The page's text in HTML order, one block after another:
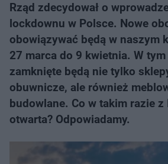
Rząd zdecydował o
lockdownu w Polsce. Nowe
obowiązywać będą w naszym
27 marca do 9 kwietnia. W
zamknięte będą nie tylko
obuwnicze, ale również
budowlane. Co w takim razie z
otwarta? Odpowiadamy.